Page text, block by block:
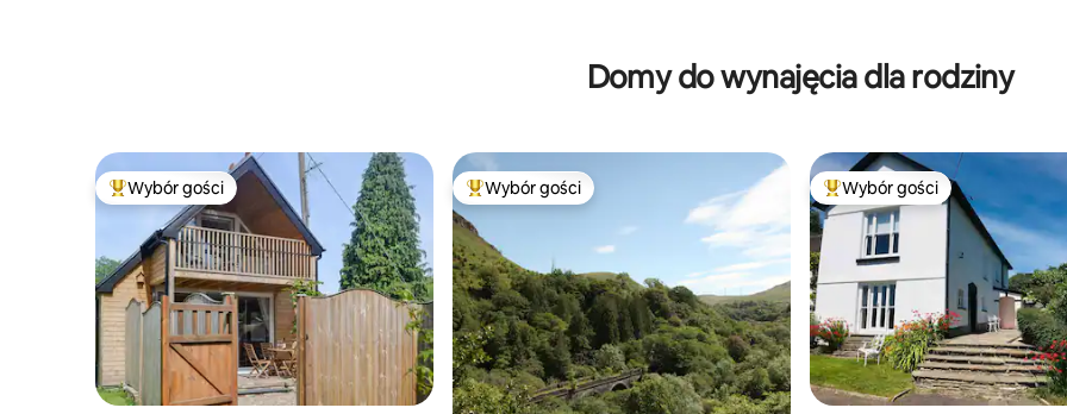
Domy do wynajęcia dla rodziny
Najpopularniejsze z kategorii Wybór gości
Wybór gości Najpopularniejsze z kategorii Wybór gości
Wybór gości Najpopularniejsze z kategorii
Wybór gości